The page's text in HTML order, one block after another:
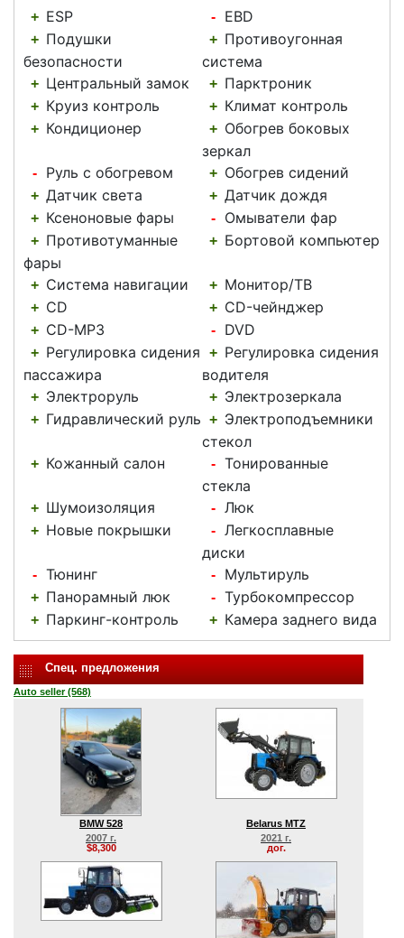
+ ESP - EBD
+ Подушки
безопасности
+ Противоугонная
система
+ Центральный замок + Парктроник
+ Круиз контроль + Климат контроль
+ Кондиционер + Обогрев боковых
зеркал
- Руль с обогревом + Обогрев сидений
+ Датчик света + Датчик дождя
+ Ксеноновые фары - Омыватели фар
+ Противотуманные
фары
+ Бортовой компьютер
+ Система навигации + Монитор/ТВ
+ CD + CD-чейнджер
+ CD-MP3 - DVD
+ Регулировка сидения
пассажира
+ Регулировка сидения
водителя
+ Электроруль + Электрозеркала
+ Гидравлический руль + Электроподъемники
стекол
+ Кожанный салон - Тонированные
стекла
+ Шумоизоляция - Люк
+ Новые покрышки - Легкосплавные
диски
- Тюнинг - Мультируль
+ Панорамный люк - Турбокомпрессор
+ Паркинг-контроль + Камера заднего вида
Спец. предложения
Auto seller (568)
BMW 528
2007 г.
$8,300
Belarus MTZ
2021 г.
дог.